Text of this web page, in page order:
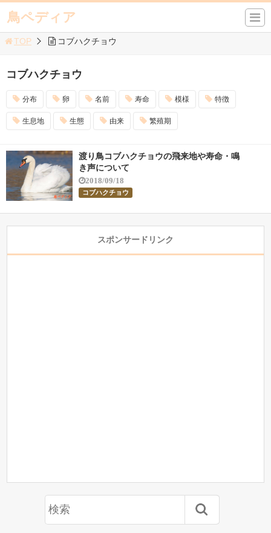
鳥ペディア
TOP コブハクチョウ
コブハクチョウ
分布 卵 名前 寿命 模様 特徴
生息地 生態 由来 繁殖期
渡り鳥コブハクチョウの飛来地や寿命・鳴
き声について
2018/09/18
コブハクチョウ
スポンサードリンク